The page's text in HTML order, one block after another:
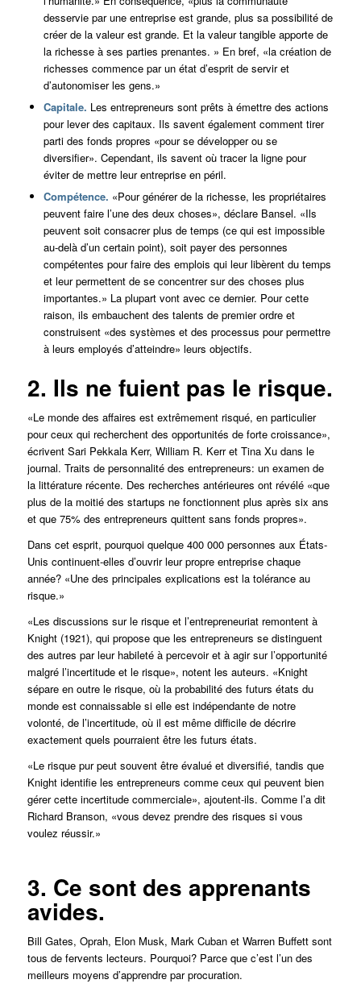
desservie par une entreprise est grande, plus sa possibilité de
créer de la valeur est grande. Et la valeur tangible apporte de
la richesse à ses parties prenantes. » En bref, «la création de
richesses commence par un état d’esprit de servir et
d’autonomiser les gens.»
Capitale. Les entrepreneurs sont prêts à émettre des actions
pour lever des capitaux. Ils savent également comment tirer
parti des fonds propres «pour se développer ou se
diversifier». Cependant, ils savent où tracer la ligne pour
éviter de mettre leur entreprise en péril.
Compétence. «Pour générer de la richesse, les propriétaires
peuvent faire l’une des deux choses», déclare Bansel. «Ils
peuvent soit consacrer plus de temps (ce qui est impossible
au-delà d’un certain point), soit payer des personnes
compétentes pour faire des emplois qui leur libèrent du temps
et leur permettent de se concentrer sur des choses plus
importantes.» La plupart vont avec ce dernier. Pour cette
raison, ils embauchent des talents de premier ordre et
construisent «des systèmes et des processus pour permettre
à leurs employés d’atteindre» leurs objectifs.
2. Ils ne fuient pas le risque.
«Le monde des affaires est extrêmement risqué, en particulier
pour ceux qui recherchent des opportunités de forte croissance»,
écrivent Sari Pekkala Kerr, William R. Kerr et Tina Xu dans le
journal. Traits de personnalité des entrepreneurs: un examen de
la littérature récente. Des recherches antérieures ont révélé «que
plus de la moitié des startups ne fonctionnent plus après six ans
et que 75% des entrepreneurs quittent sans fonds propres».
Dans cet esprit, pourquoi quelque 400 000 personnes aux États-
Unis continuent-elles d’ouvrir leur propre entreprise chaque
année? «Une des principales explications est la tolérance au
risque.»
«Les discussions sur le risque et l’entrepreneuriat remontent à
Knight (1921), qui propose que les entrepreneurs se distinguent
des autres par leur habileté à percevoir et à agir sur l’opportunité
malgré l’incertitude et le risque», notent les auteurs. «Knight
sépare en outre le risque, où la probabilité des futurs états du
monde est connaissable si elle est indépendante de notre
volonté, de l’incertitude, où il est même difficile de décrire
exactement quels pourraient être les futurs états.
«Le risque pur peut souvent être évalué et diversifié, tandis que
Knight identifie les entrepreneurs comme ceux qui peuvent bien
gérer cette incertitude commerciale», ajoutent-ils. Comme l’a dit
Richard Branson, «vous devez prendre des risques si vous
voulez réussir.»
3. Ce sont des apprenants
avides.
Bill Gates, Oprah, Elon Musk, Mark Cuban et Warren Buffett sont
tous de fervents lecteurs. Pourquoi? Parce que c’est l’un des
meilleurs moyens d’apprendre par procuration.